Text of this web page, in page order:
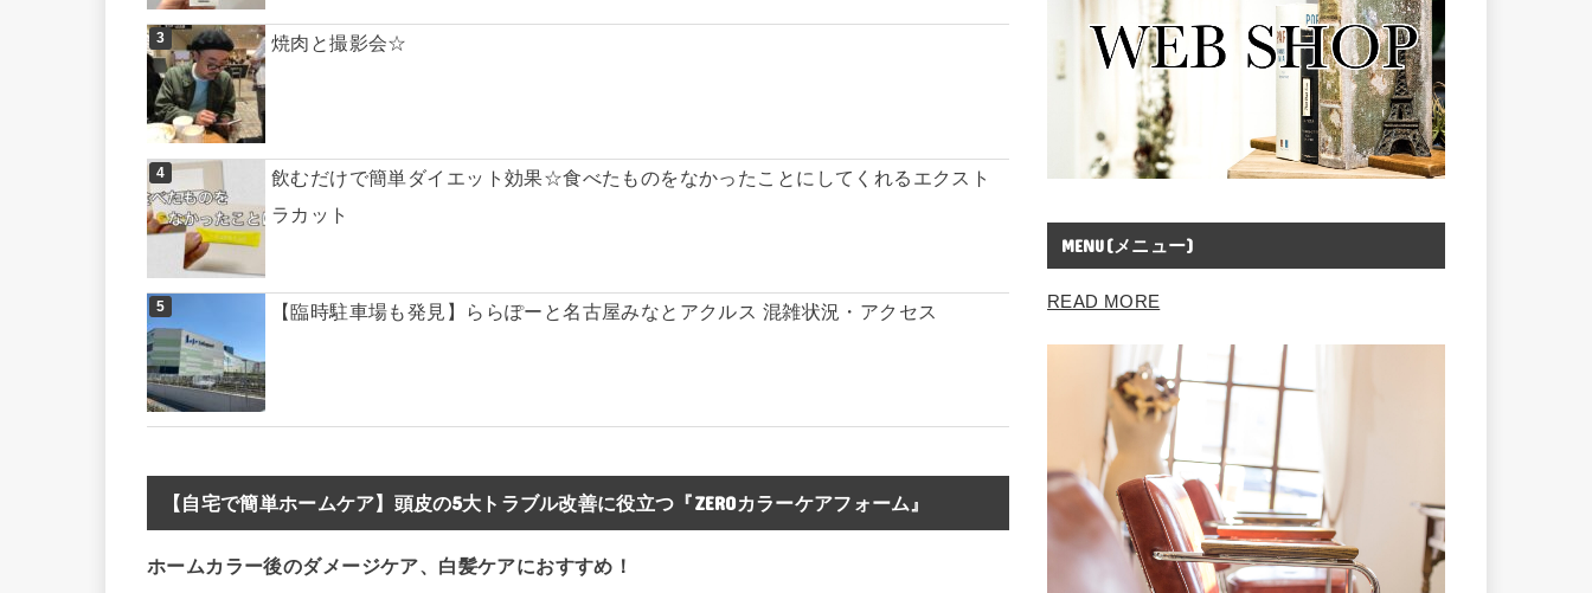
焼肉と撮影会☆
飲むだけで簡単ダイエット効果☆食べたものをなかったことにしてくれるエクスト
ラカット
【臨時駐車場も発見】ららぽーと名古屋みなとアクルス 混雑状況・アクセス
【自宅で簡単ホームケア】頭皮の5大トラブル改善に役立つ『ZEROカラーケアフォーム』
ホームカラー後のダメージケア、白髪ケアにおすすめ！
MENU(メニュー)
READ MORE